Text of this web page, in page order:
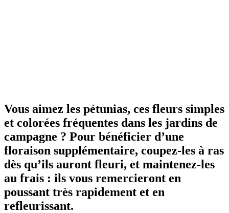
Vous aimez les pétunias, ces fleurs simples
et colorées fréquentes dans les jardins de
campagne ? Pour bénéficier d’une
floraison supplémentaire, coupez-les à ras
dès qu’ils auront fleuri, et maintenez-les
au frais : ils vous remercieront en
poussant très rapidement et en
refleurissant.